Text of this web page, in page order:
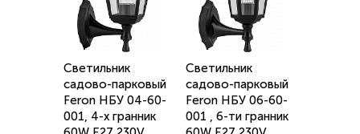
Светильник
садово-парковый
Feron НБУ 04-60-
001, 4-х гранник
Светильник
садово-парковый
Feron НБУ 06-60-
001 , 6-ти гранник